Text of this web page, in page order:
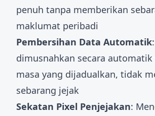
penuh tanpa memberikan
maklumat peribadi
Pembersihan Data Automatik
dimusnahkan secara automatik
masa yang dijadualkan, tidak
sebarang jejak
Sekatan Pixel Penjejakan: